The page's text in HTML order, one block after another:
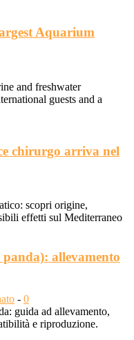
Aquarium
and freshwater
guests and a
chirurgo arriva nel
scopri origine,
effetti sul Mediterraneo
allevamento
- 0
guida ad allevamento,
e riproduzione.